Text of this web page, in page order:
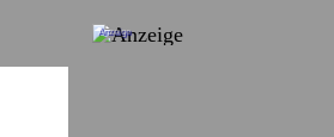
Anzeige